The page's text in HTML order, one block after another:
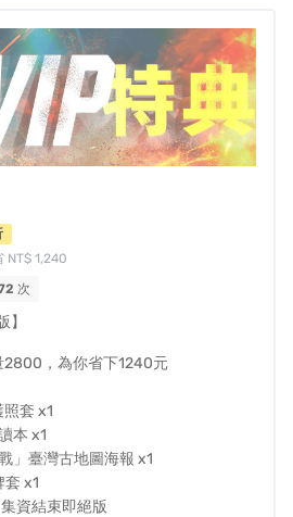
質的玩家、支持本土化精神的朋
，或是期待以任何形式完成中國
，加入這個失序多變的未來賽
，寸土不讓？
台北大空襲」百年後轉生的軍規
灣！
默戰報 ➡️
間序，將是登陸戰開始的十天，
之間
質，開發中示意，成品將更加精
NT$ 1,240
次
】
，為你省下1240元
套 x1
本 x1
」臺灣古地圖海報 x1
x1
資結束即絕版